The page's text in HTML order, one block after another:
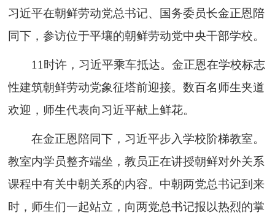
习近平在朝鲜劳动党总书记、国务委员长金正恩陪
同下，参访位于平壤的朝鲜劳动党中央干部学校。
11时许，习近平乘车抵达。金正恩在学校标志
性建筑朝鲜劳动党象征塔前迎接。数百名师生夹道
欢迎，师生代表向习近平献上鲜花。
在金正恩陪同下，习近平步入学校阶梯教室。
教室内学员整齐端坐，教员正在讲授朝鲜对外关系
课程中有关中朝关系的内容。中朝两党总书记到来
时，师生们一起站立，向两党总书记报以热烈的掌